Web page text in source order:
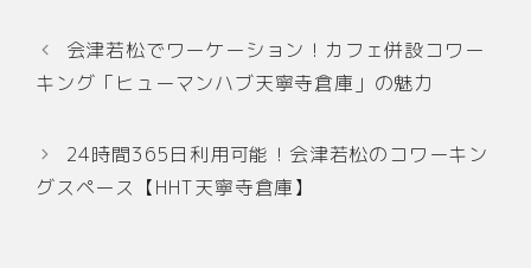
c
e
b
o
o
l
会津若松でワーケーション！カフェ併設コワー
キング「ヒューマンハブ天寧寺倉庫」の魅力
24時間365日利用可能！会津若松のコワーキン
グスペース【HHT天寧寺倉庫】